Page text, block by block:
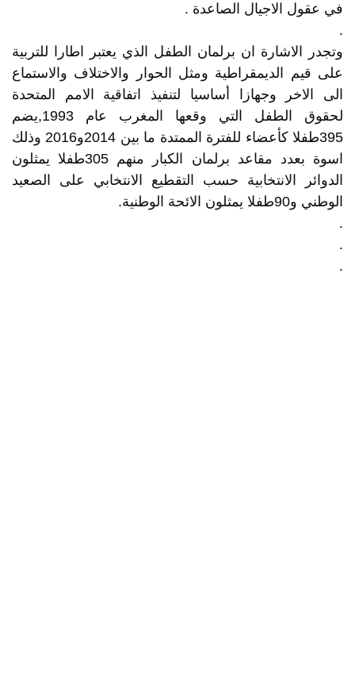
في عقول الاجيال الصاعدة .
.
وتجدر الاشارة ان برلمان الطفل الذي يعتبر اطارا للتربية
على قيم الديمقراطية ومثل الحوار والاختلاف والاستماع
الى الاخر وجهازا أساسيا لتنفيذ اتفاقية الامم المتحدة
لحقوق الطفل التي وقعها المغرب عام 1993,يضم
395طفلا كأعضاء للفترة الممتدة ما بين 2014و2016 وذلك
اسوة بعدد مقاعد برلمان الكبار منهم 305طفلا يمثلون
الدوائر الانتخابية حسب التقطيع الانتخابي على الصعيد
الوطني و90طفلا يمثلون الائحة الوطنية.
.
.
.